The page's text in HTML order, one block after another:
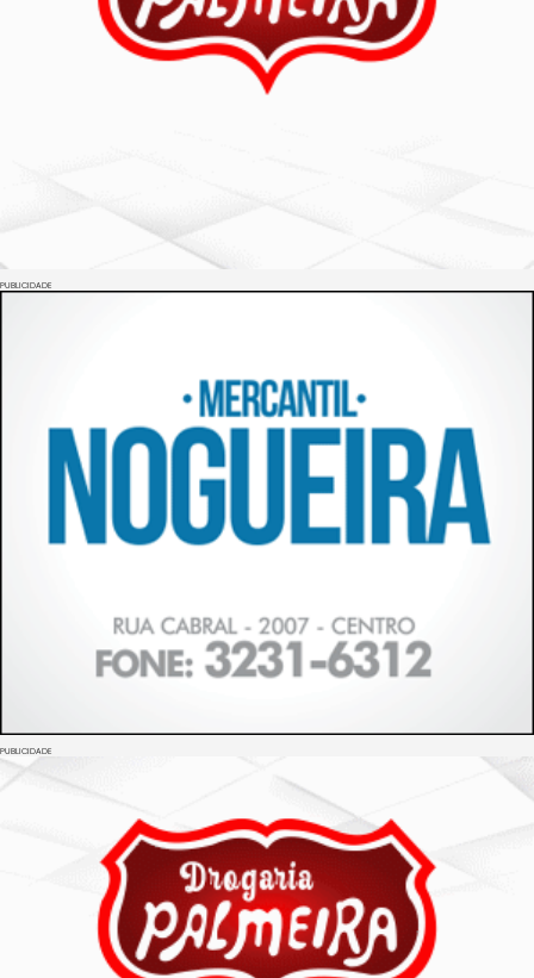
PUBLICIDADE
PUBLICIDADE